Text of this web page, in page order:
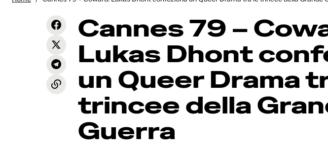
folle film d'animazione di Quentin
Dupieux
Recensioni Drama tra le
Guerra
Cannes 79 –
Lukas Dhont
un Queer Drama
trincee della
Guerra